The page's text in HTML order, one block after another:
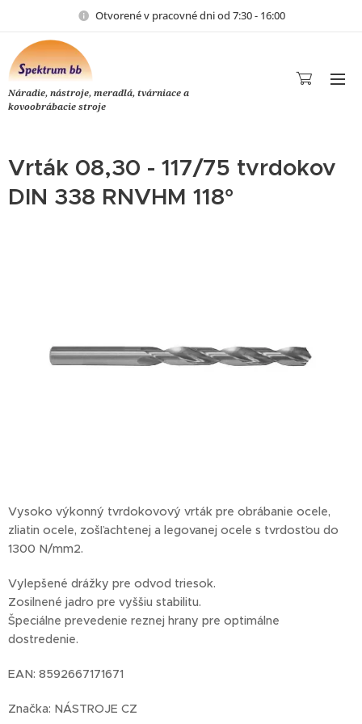
Otvorené v pracovné dni od 7:30 - 16:00
Náradie, nástroje, meradlá, tvárniace a
kovoobrábacie stroje
Vrták 08,30 - 117/75 tvrdokov
DIN 338 RNVHM 118°
Vysoko výkonný tvrdokovový vrták pre obrábanie ocele,
zliatin ocele, zošľachtenej a legovanej ocele s tvrdosťou do
1300 N/mm2.
Vylepšené drážky pre odvod triesok.
Zosilnené jadro pre vyššiu stabilitu.
Špeciálne prevedenie reznej hrany pre optimálne
dostredenie.
EAN: 8592667171671
Značka: NÁSTROJE CZ